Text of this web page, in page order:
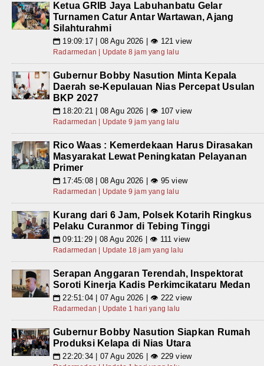
Ketua GRIB Jaya Labuhanbatu Gelar
Turnamen Catur Antar Wartawan, Ajang
Silahturahmi
📅 19:09:17 | 08 Agu 2026 | 👁 121 view
Radarmedan | Update 8 jam yang lalu
Gubernur Bobby Nasution Minta Kepala
Daerah se-Kepulauan Nias Percepat Usulan
BKP 2027
📅 18:20:21 | 08 Agu 2026 | 👁 107 view
Radarmedan | Update 9 jam yang lalu
Rico Waas : Kemerdekaan Harus Dirasakan
Masyarakat Lewat Peningkatan Pelayanan
Primer
📅 17:45:08 | 08 Agu 2026 | 👁 95 view
Radarmedan | Update 9 jam yang lalu
Kurang dari 6 Jam, Polsek Kotarih Ringkus
Pelaku Curanmor di Tebing Tinggi
📅 09:11:29 | 08 Agu 2026 | 👁 111 view
Radarmedan | Update 18 jam yang lalu
Serapan Anggaran Terendah, Inspektorat
Soroti Kinerja Kadis Perkimcikataru Medan
📅 22:51:04 | 07 Agu 2026 | 👁 222 view
Radarmedan | Update 1 hari yang lalu
Gubernur Bobby Nasution Siapkan Rumah
Produksi Kelapa di Nias Utara
📅 22:20:34 | 07 Agu 2026 | 👁 229 view